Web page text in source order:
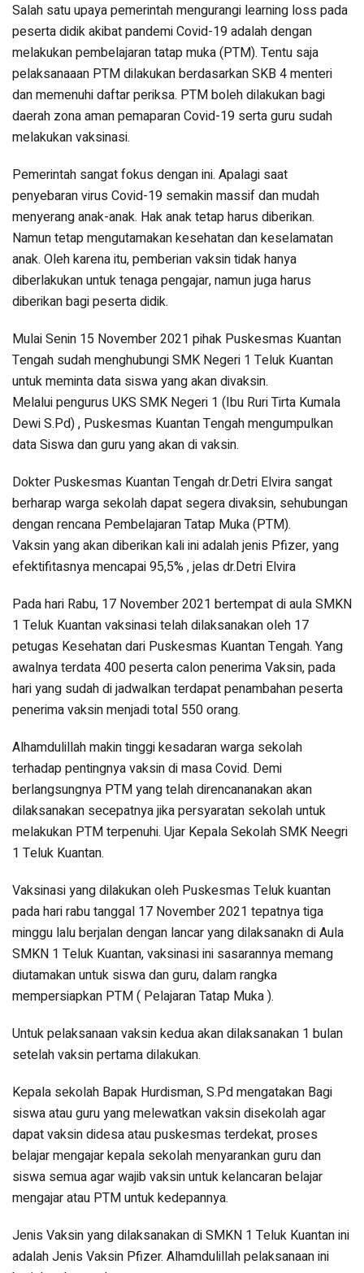
Salah satu upaya pemerintah mengurangi learning loss pada
peserta didik akibat pandemi Covid-19 adalah dengan
melakukan pembelajaran tatap muka (PTM). Tentu saja
pelaksanaaan PTM dilakukan berdasarkan SKB 4 menteri
dan memenuhi daftar periksa. PTM boleh dilakukan bagi
daerah zona aman pemaparan Covid-19 serta guru sudah
melakukan vaksinasi.
Pemerintah sangat fokus dengan ini. Apalagi saat
penyebaran virus Covid-19 semakin massif dan mudah
menyerang anak-anak. Hak anak tetap harus diberikan.
Namun tetap mengutamakan kesehatan dan keselamatan
anak. Oleh karena itu, pemberian vaksin tidak hanya
diberlakukan untuk tenaga pengajar, namun juga harus
diberikan bagi peserta didik.
Mulai Senin 15 November 2021 pihak Puskesmas Kuantan
Tengah sudah menghubungi SMK Negeri 1 Teluk Kuantan
untuk meminta data siswa yang akan divaksin.
Melalui pengurus UKS SMK Negeri 1 (Ibu Ruri Tirta Kumala
Dewi S.Pd) , Puskesmas Kuantan Tengah mengumpulkan
data Siswa dan guru yang akan di vaksin.
Dokter Puskesmas Kuantan Tengah dr.Detri Elvira sangat
berharap warga sekolah dapat segera divaksin, sehubungan
dengan rencana Pembelajaran Tatap Muka (PTM).
Vaksin yang akan diberikan kali ini adalah jenis Pfizer, yang
efektifitasnya mencapai 95,5% , jelas dr.Detri Elvira
Pada hari Rabu, 17 November 2021 bertempat di aula SMKN
1 Teluk Kuantan vaksinasi telah dilaksanakan oleh 17
petugas Kesehatan dari Puskesmas Kuantan Tengah. Yang
awalnya terdata 400 peserta calon penerima Vaksin, pada
hari yang sudah di jadwalkan terdapat penambahan peserta
penerima vaksin menjadi total 550 orang.
Alhamdulillah makin tinggi kesadaran warga sekolah
terhadap pentingnya vaksin di masa Covid. Demi
berlangsungnya PTM yang telah direncananakan akan
dilaksanakan secepatnya jika persyaratan sekolah untuk
melakukan PTM terpenuhi. Ujar Kepala Sekolah SMK Neegri
1 Teluk Kuantan.
Vaksinasi yang dilakukan oleh Puskesmas Teluk kuantan
pada hari rabu tanggal 17 November 2021 tepatnya tiga
minggu lalu berjalan dengan lancar yang dilaksanakn di Aula
SMKN 1 Teluk Kuantan, vaksinasi ini sasarannya memang
diutamakan untuk siswa dan guru, dalam rangka
mempersiapkan PTM ( Pelajaran Tatap Muka ).
Untuk pelaksanaan vaksin kedua akan dilaksanakan 1 bulan
setelah vaksin pertama dilakukan.
Kepala sekolah Bapak Hurdisman, S.Pd mengatakan Bagi
siswa atau guru yang melewatkan vaksin disekolah agar
dapat vaksin didesa atau puskesmas terdekat, proses
belajar mengajar kepala sekolah menyarankan guru dan
siswa semua agar wajib vaksin untuk kelancaran belajar
mengajar atau PTM untuk kedepannya.
Jenis Vaksin yang dilaksanakan di SMKN 1 Teluk Kuantan ini
adalah Jenis Vaksin Pfizer. Alhamdulillah pelaksanaan ini